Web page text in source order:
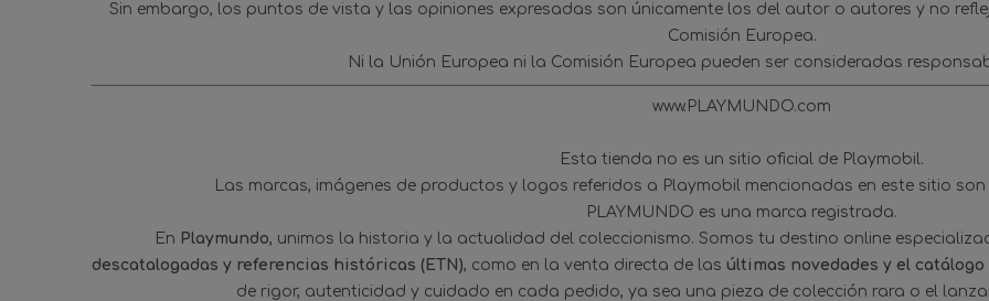
Sin embargo, los puntos de vista y las opiniones expresadas son únicamente los del autor o autores y no
Comisión Europea.
Ni la Unión Europea ni la Comisión Europea pueden ser consideradas
www.PLAYMUNDO.com
Esta tienda no es un sitio oficial de Playmobil.
Las marcas, imágenes de productos y logos referidos a Playmobil mencionadas en este sitio
PLAYMUNDO es una marca registrada.
En Playmundo, unimos la historia y la actualidad del coleccionismo. Somos tu destino online
descatalogadas y referencias históricas (ETN), como en la venta directa de las últimas novedades y el
de rigor, autenticidad y cuidado en cada pedido, ya sea una pieza de colección rara o el